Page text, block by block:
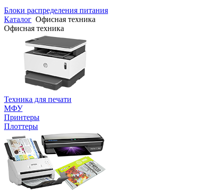
Блоки распределения питания
Каталог Офисная техника
Офисная техника
Техника для печати
МФУ
Принтеры
Плоттеры